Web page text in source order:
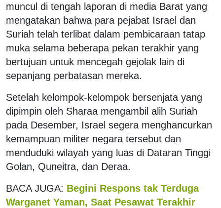
muncul di tengah laporan di media Barat yang
mengatakan bahwa para pejabat Israel dan
Suriah telah terlibat dalam pembicaraan tatap
muka selama beberapa pekan terakhir yang
bertujuan untuk mencegah gejolak lain di
sepanjang perbatasan mereka.
Setelah kelompok-kelompok bersenjata yang
dipimpin oleh Sharaa mengambil alih Suriah
pada Desember, Israel segera menghancurkan
kemampuan militer negara tersebut dan
menduduki wilayah yang luas di Dataran Tinggi
Golan, Quneitra, dan Deraa.
BACA JUGA: Begini Respons tak Terduga
Warganet Yaman, Saat Pesawat Terakhir